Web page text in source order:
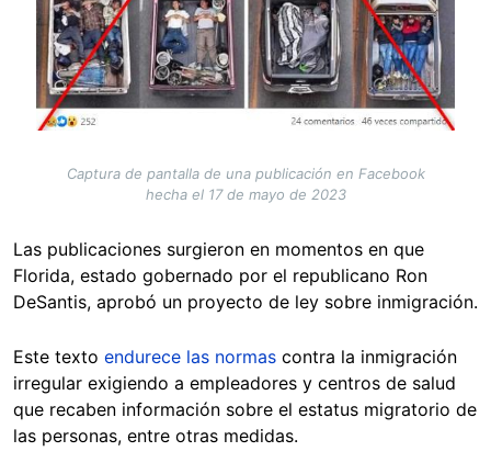
Captura de pantalla de una publicación en Facebook
hecha el 17 de mayo de 2023
Las publicaciones surgieron en momentos en que
Florida, estado gobernado por el republicano Ron
DeSantis, aprobó un proyecto de ley sobre inmigración.
Este texto endurece las normas contra la inmigración
irregular exigiendo a empleadores y centros de salud
que recaben información sobre el estatus migratorio de
las personas, entre otras medidas.